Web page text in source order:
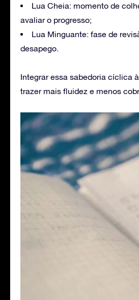
Lua Cheia: momento de
avaliar o progresso;
Lua Minguante: fase de
desapego.
Integrar essa sabedoria cíclica
trazer mais fluidez e menos